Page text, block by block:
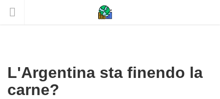
L'Argentina sta finendo la
carne?